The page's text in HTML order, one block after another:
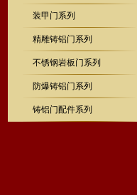
装甲门系列
精雕铸铝门系列
不锈钢岩板门系列
防爆铸铝门系列
铸铝门配件系列